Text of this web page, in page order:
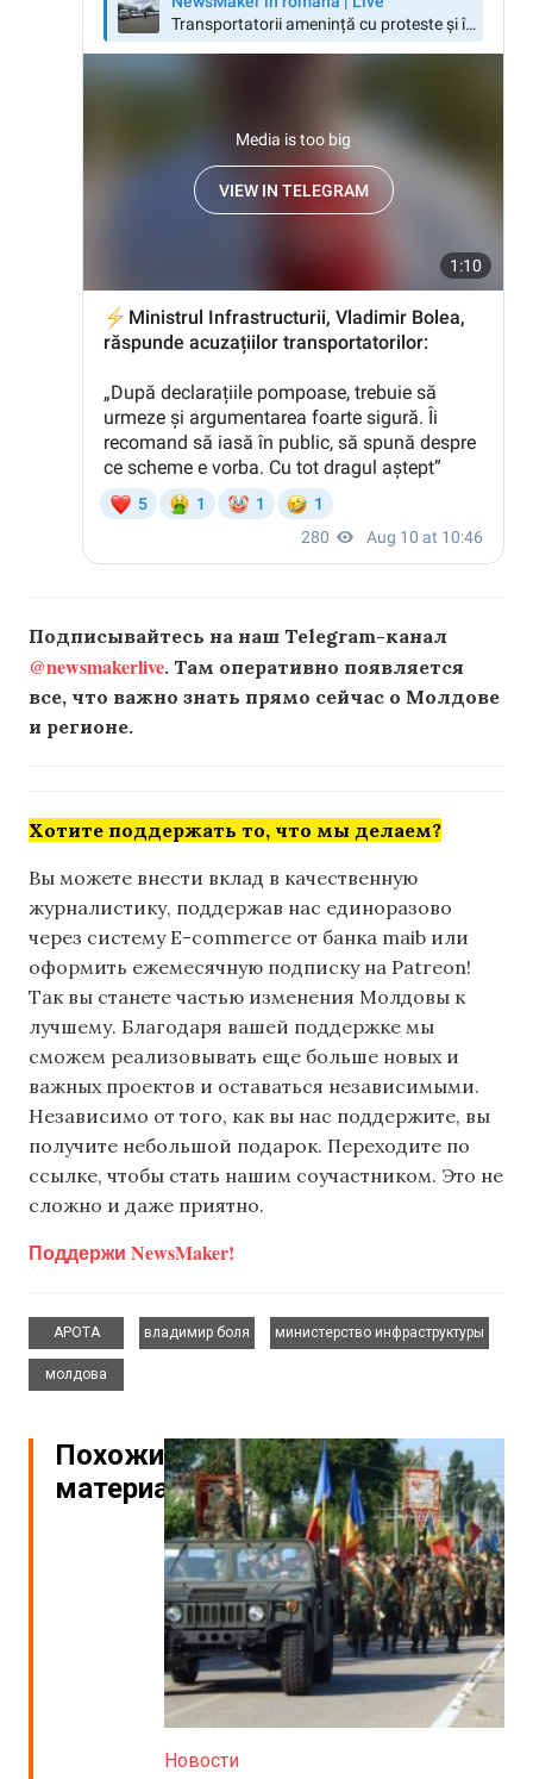
Подписывайтесь на наш Telegram-канал
@newsmakerlive. Там оперативно появляется
все, что важно знать прямо сейчас о Молдове
и регионе.
Хотите поддержать то, что мы делаем?
Вы можете внести вклад в качественную
журналистику, поддержав нас единоразово
через систему E-commerce от банка maib или
оформить ежемесячную подписку на Patreon!
Так вы станете частью изменения Молдовы к
лучшему. Благодаря вашей поддержке мы
сможем реализовывать еще больше новых и
важных проектов и оставаться независимыми.
Независимо от того, как вы нас поддержите, вы
получите небольшой подарок. Переходите по
ссылке, чтобы стать нашим соучастником. Это не
сложно и даже приятно.
Поддержи NewsMaker!
APOTA
владимир боля
министерство инфраструктуры
молдова
Похожие
материалы
Новости